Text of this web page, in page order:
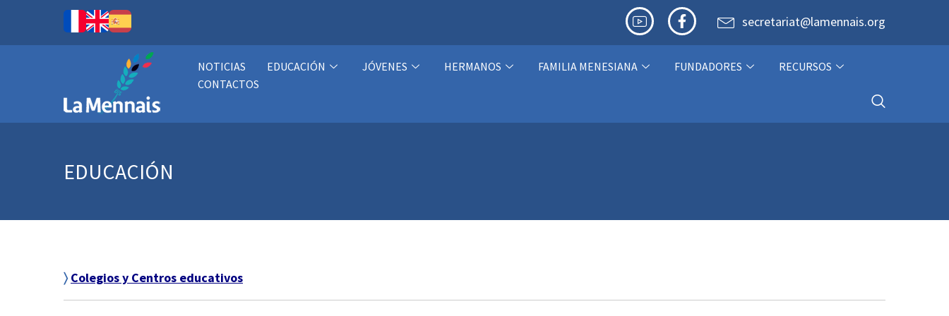
secretariat@lamennais.org
NOTICIAS EDUCACIÓN JÓVENES HERMANOS FAMILIA MENESIANA FUNDADORES
RECURSOS
CONTACTOS
EDUCACIÓN
〉Colegios y Centros educativos